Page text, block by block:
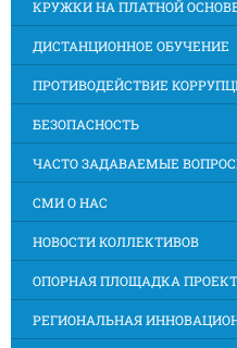
КРУЖКИ НА ПЛАТНОЙ
ДИСТАНЦИОННОЕ ОБУЧЕНИЕ
ПРОТИВОДЕЙСТВИЕ
БЕЗОПАСНОСТЬ
ЧАСТО ЗАДАВАЕМЫЕ
СМИ О НАС
НОВОСТИ КОЛЛЕКТИВОВ
ОПОРНАЯ ПЛОЩАДКА
РЕГИОНАЛЬНАЯ